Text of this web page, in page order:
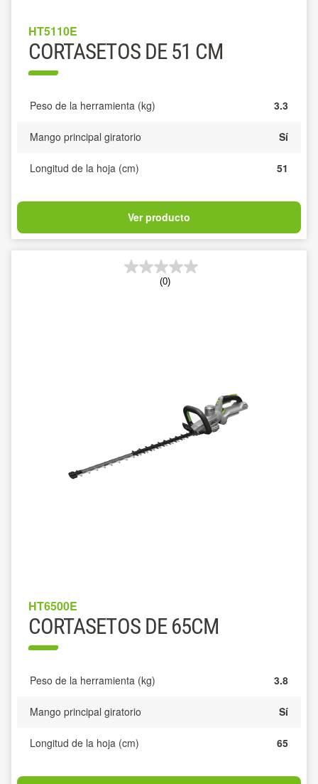
HT5110E
CORTASETOS DE 51 CM
Peso de la herramienta (kg) 3.3
Mango principal giratorio Sí
Longitud de la hoja (cm) 51
Ver producto
(0)
HT6500E
CORTASETOS DE 65CM
Peso de la herramienta (kg) 3.8
Mango principal giratorio Sí
Longitud de la hoja (cm) 65